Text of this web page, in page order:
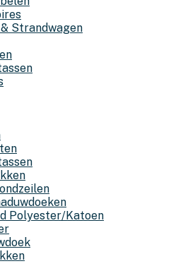
Strandwagen
Polyester/Katoen